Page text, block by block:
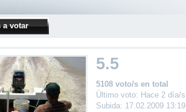
a votar
5.5
5108 voto/s en total
Último voto: Hace 2 día/s
Subida: 17.02.2009